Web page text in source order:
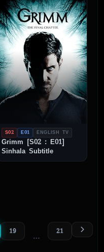
S02 E01 ENGLISH TV
Grimm [S02 : E01]
Sinhala Subtitle
19 … 21